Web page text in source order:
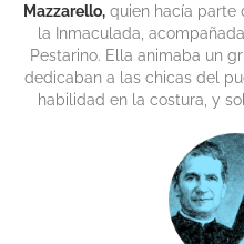
Mazzarello,quien hacía parte
la Inmaculada,
Pestarino. Ella animaba un
dedicaban a las chicas del
habilidad en la costura, y